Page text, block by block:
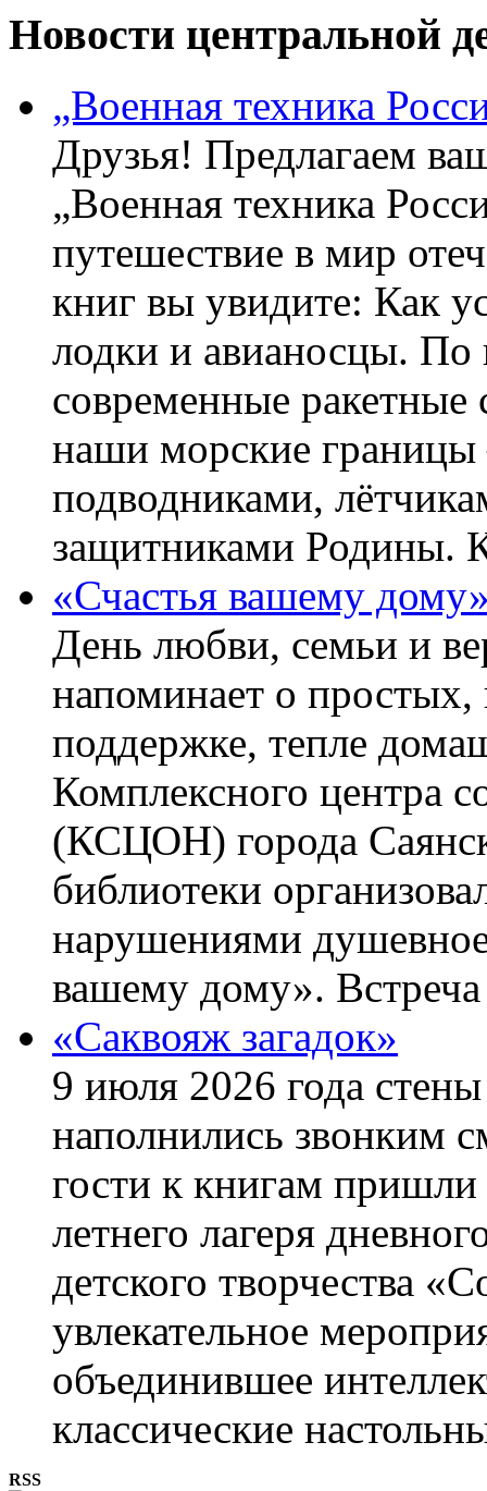
Новости центральной
„Военная техника
Друзья! Предлагаем
„Военная техника
путешествие в мир
книг вы увидите: Как
лодки и авианосцы.
современные ракетные
наши морские
подводниками,
защитниками Родины.
«Счастья вашему
День любви, семьи и
напоминает о
поддержке, тепле
Комплексного центра
(КСЦОН) города
библиотеки
нарушениями
вашему дому».
«Саквояж загадок»
9 июля 2026 года
наполнились звонким
гости к книгам
летнего лагеря
детского творчества
увлекательное
объединившее
классические
RSS